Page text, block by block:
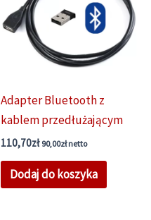
Adapter Bluetooth z
kablem przedłużającym
110,70zł 90,00złnetto
Dodaj do koszyka